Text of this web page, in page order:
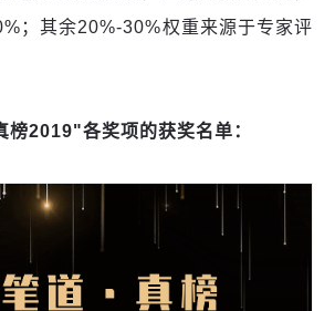
；其余20%-30%权重来源于专家评
榜2019"各奖项的获奖名单：